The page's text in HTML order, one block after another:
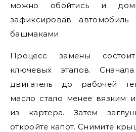
можно обойтись и
зафиксировав автомобиль
башмаками.
Процесс замены
ключевых этапов.
двигатель до рабочей
масло стало менее вязким
из картера. Затем
откройте капот. Снимите